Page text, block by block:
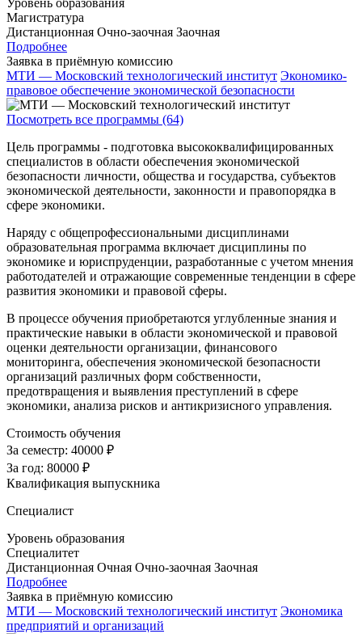
Уровень образования
Магистратура
Дистанционная Очно-заочная Заочная
Подробнее
Заявка в приёмную комиссию
МТИ — Московский технологический институт Экономико-
правовое обеспечение экономической безопасности
Посмотреть все программы (64)
Цель программы - подготовка высококвалифицированных
специалистов в области обеспечения экономической
безопасности личности, общества и государства, субъектов
экономической деятельности, законности и правопорядка в
сфере экономики.
Наряду с общепрофессиональными дисциплинами
образовательная программа включает дисциплины по
экономике и юриспруденции, разработанные с учетом мнения
работодателей и отражающие современные тенденции в сфере
развития экономики и правовой сферы.
В процессе обучения приобретаются углубленные знания и
практические навыки в области экономической и правовой
оценки деятельности организации, финансового
мониторинга, обеспечения экономической безопасности
организаций различных форм собственности,
предотвращения и выявления преступлений в сфере
экономики, анализа рисков и антикризисного управления.
Стоимость обучения
За семестр: 40000 ₽
За год: 80000 ₽
Квалификация выпускника
Специалист
Уровень образования
Специалитет
Дистанционная Очная Очно-заочная Заочная
Подробнее
Заявка в приёмную комиссию
МТИ — Московский технологический институт Экономика
предприятий и организаций